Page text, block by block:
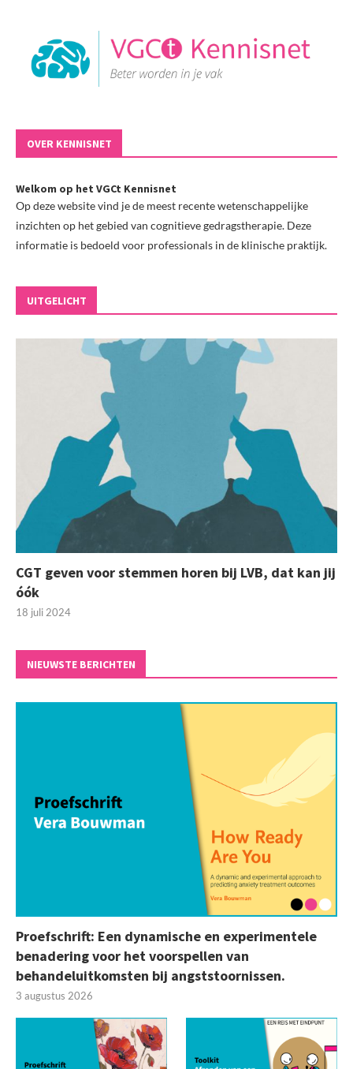
OVER KENNISNET
Welkom op het VGCt Kennisnet
Op deze website vind je de meest recente wetenschappelijke
inzichten op het gebied van cognitieve gedragstherapie. Deze
informatie is bedoeld voor professionals in de klinische praktijk.
UITGELICHT
CGT geven voor stemmen horen bij LVB, dat kan jij
óók
18 juli 2024
NIEUWSTE BERICHTEN
Proefschrift: Een dynamische en experimentele
benadering voor het voorspellen van
behandeluitkomsten bij angststoornissen.
3 augustus 2026